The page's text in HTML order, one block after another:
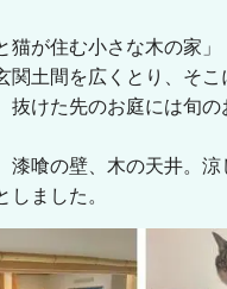
が住む小さな木の家」
関土間を広くとり、そこ
抜けた先のお庭には旬の
漆喰の壁、木の天井。涼
しました。